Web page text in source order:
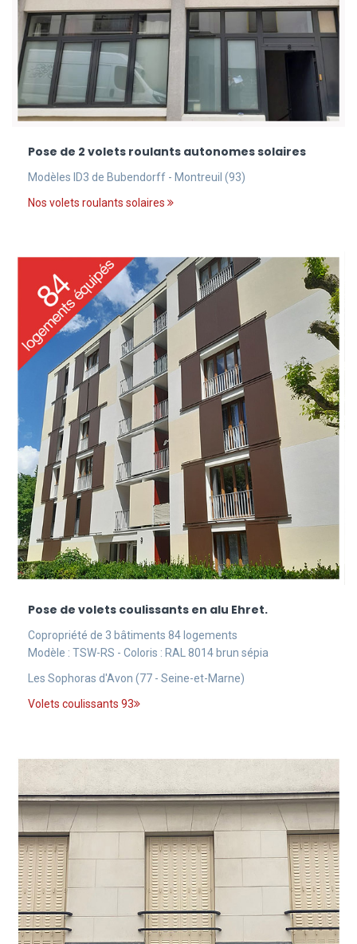
Pose de 2 volets roulants autonomes solaires
Modèles ID3 de Bubendorff - Montreuil (93)
Nos volets roulants solaires
Pose de volets coulissants en alu Ehret.
Copropriété de 3 bâtiments 84 logements
Modèle : TSW-RS - Coloris : RAL 8014 brun sépia
Les Sophoras d'Avon (77 - Seine-et-Marne)
Volets coulissants 93